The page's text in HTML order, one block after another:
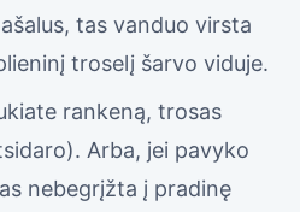
tas vanduo virsta
troselį šarvo viduje.
rankeną, trosas
Arba, jei pavyko
nebegrįžta į pradinę